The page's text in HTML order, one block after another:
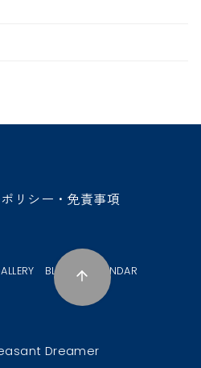
リシー・免責事項
BLOG CALENDAR
Dreamer